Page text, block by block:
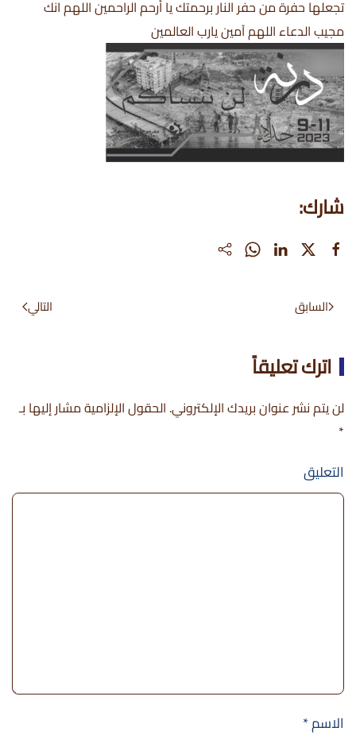
تجعلها حفرة من حفر النار برحمتك يا أرحم الراحمين اللهم انك
مجيب الدعاء اللهم آمين يارب العالمين
شارك:
السابق التالي
اترك تعليقاً
لن يتم نشر عنوان بريدك الإلكتروني. الحقول الإلزامية مشار إليها بـ
*
التعليق
الاسم*